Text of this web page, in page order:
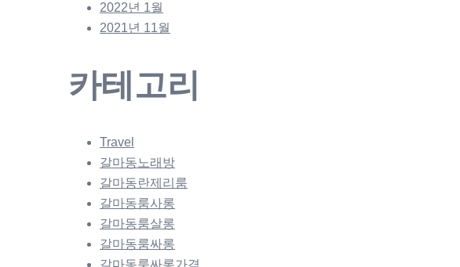
2022년 1월
2021년 11월
카테고리
Travel
갈마동노래방
갈마동란제리룸
갈마동룸사롱
갈마동룸살롱
갈마동룸싸롱
갈마동룸싸롱가격